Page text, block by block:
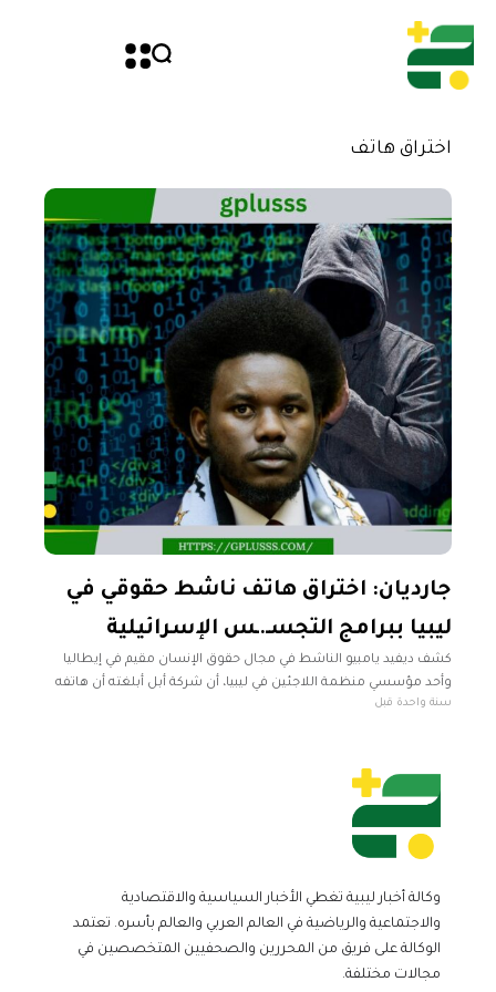
اختراق هاتف
جارديان: اختراق هاتف ناشط حقوقي في
ليبيا ببرامج التجسـ.ـس الإسرائيلية
كشف ديفيد يامبيو الناشط في مجال حقوق الإنسان مقيم في إيطاليا
وأحد مؤسسي منظمة اللاجئين في ليبيا، أن شركة أبل أبلغته أن هاتفه
كان مستهدفًا في هجوم ببرامج التجسس. وبحسب
سنة واحدة قبل
وكالة أخبار ليبية تغطي الأخبار السياسية والاقتصادية
والاجتماعية والرياضية في العالم العربي والعالم بأسره. تعتمد
الوكالة على فريق من المحررين والصحفيين المتخصصين في
مجالات مختلفة.